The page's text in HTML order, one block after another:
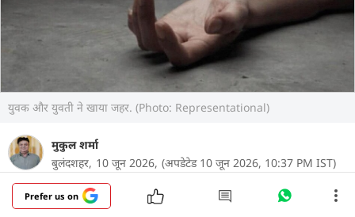
युवक और युवती ने खाया जहर. (Photo: Representational)
मुकुल शर्मा
बुलंदशहर, 10 जून 2026, (अपडेटेड 10 जून 2026, 10:37 PM IST)
Prefer us on